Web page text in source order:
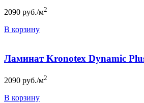
2090 руб./м2
В корзину
Ламинат Kronotex Dynamic
2090 руб./м2
В корзину